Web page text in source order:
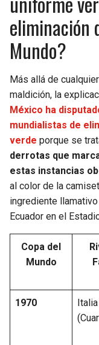
eliminación
Mundo?
Más allá de
maldición, la
México ha
mundialistas de
verde porque se
derrotas que
estas instancias
al color de la
ingrediente
Ecuador en el
Copa del
Mundo
1970
Italia